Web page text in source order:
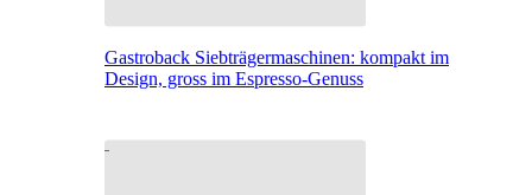
Gastroback Siebträgermaschinen: kompakt im
Design, gross im Espresso-Genuss